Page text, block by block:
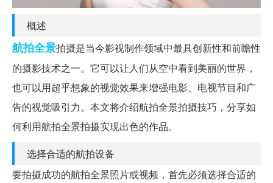
概述
航拍全景拍摄是当今影视制作领域中最具创新性和前瞻性
的摄影技术之一。它可以让人们从空中看到美丽的世界，
也可以用超乎想象的视觉效果来增强电影、电视节目和广
告的视觉吸引力。本文将介绍航拍全景拍摄技巧，分享如
何利用航拍全景拍摄实现出色的作品。
选择合适的航拍设备
要拍摄成功的航拍全景照片或视频，首先必须选择合适的